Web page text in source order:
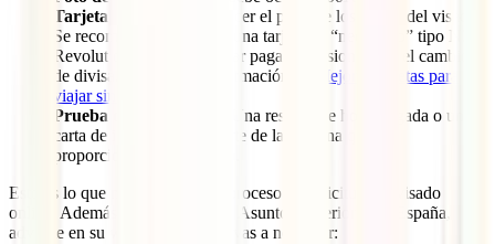
Tarjeta bancaria
para hacer el pago de los costes del visado.
Se recomienda pagar con una tarjeta de “neobanco” tipo N26,
Revolut o Bnext para evitar pagar comisiones por el cambio
de divisa. Tienes más información en
Mejores tarjetas para
viajar sin comisiones
Prueba de alojamiento
: Una reserva de hotel pagada o una
carta de invitación por parte de la persona que te
proporcionará alojamiento.
Esto es lo que necesitas para el proceso de solicitud del visado
online. Además, el Ministerio de Asuntos Exteriores de España,
advierte en su web que también vas a necesitar: